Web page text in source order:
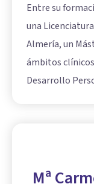
Entre su
una
Almería, un
ámbitos clínicos
Desarrollo
Mª